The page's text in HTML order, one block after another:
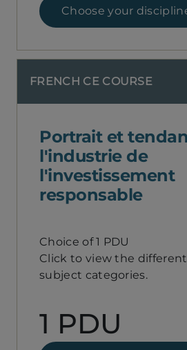
Choose your
FRENCH CE COURSE
Portrait et
l'industrie de
l'investissement
responsable
Choice of 1 PDU
Click to view the
subject categories.
1 PDU